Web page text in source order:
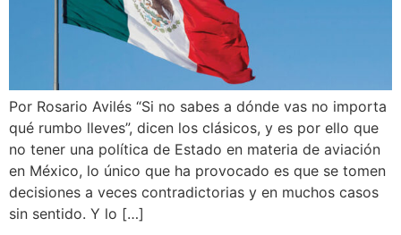
Por Rosario Avilés “Si no sabes a dónde vas no importa
qué rumbo lleves”, dicen los clásicos, y es por ello que
no tener una política de Estado en materia de aviación
en México, lo único que ha provocado es que se tomen
decisiones a veces contradictorias y en muchos casos
sin sentido. Y lo […]